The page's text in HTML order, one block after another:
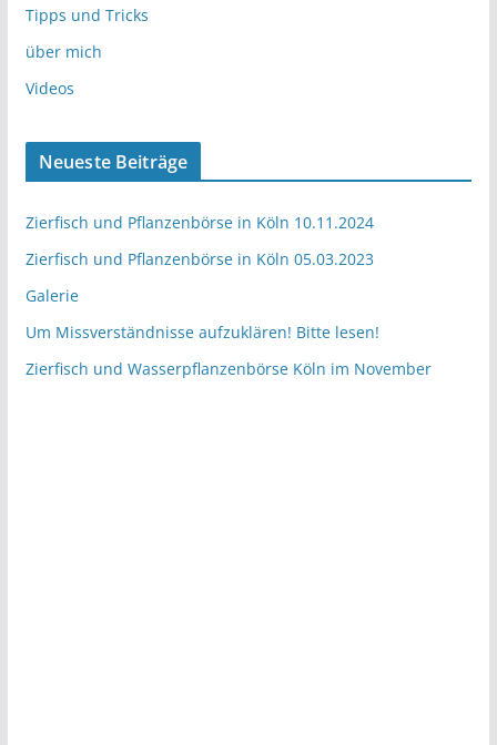
Tipps und Tricks
über mich
Videos
Neueste Beiträge
Zierfisch und Pflanzenbörse in Köln 10.11.2024
Zierfisch und Pflanzenbörse in Köln 05.03.2023
Galerie
Um Missverständnisse aufzuklären! Bitte lesen!
Zierfisch und Wasserpflanzenbörse Köln im November